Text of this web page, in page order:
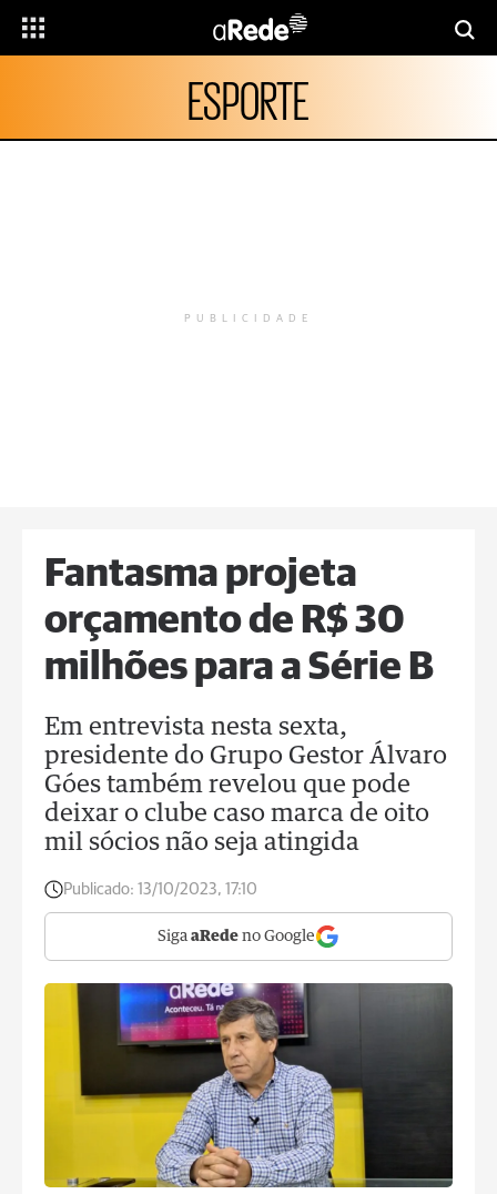
ESPORTE
PUBLICIDADE
Fantasma projeta
orçamento de R$ 30
milhões para a Série B
Em entrevista nesta sexta,
presidente do Grupo Gestor Álvaro
Góes também revelou que pode
deixar o clube caso marca de oito
mil sócios não seja atingida
Publicado: 13/10/2023, 17:10
Siga aRede no Google